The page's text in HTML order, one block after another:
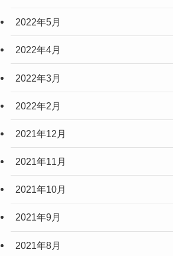
2022年5月
2022年4月
2022年3月
2022年2月
2021年12月
2021年11月
2021年10月
2021年9月
2021年8月